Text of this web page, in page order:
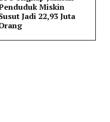
Miskin
Jadi 22,93 Juta